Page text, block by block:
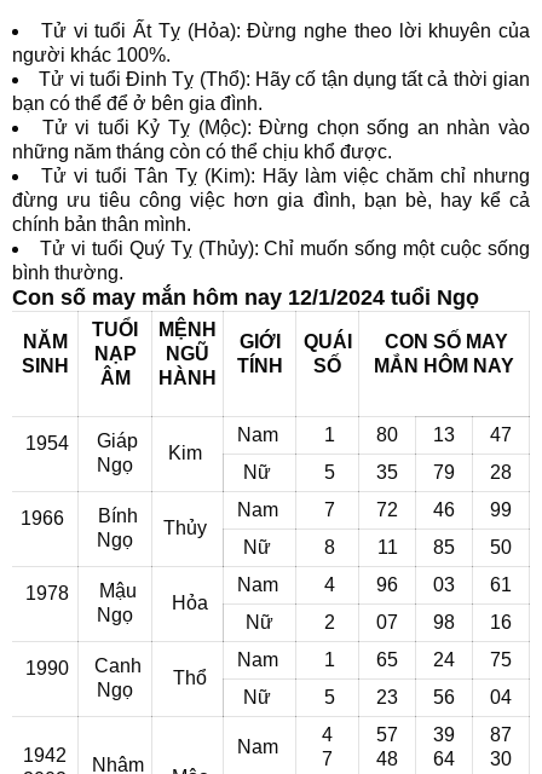
Tử vi tuổi Ất Tỵ (Hỏa): Đừng nghe theo lời khuyên của
người khác 100%.
Tử vi tuổi Đinh Tỵ (Thổ): Hãy cố tận dụng tất cả thời gian
bạn có thể để ở bên gia đình.
Tử vi tuổi Kỷ Tỵ (Mộc): Đừng chọn sống an nhàn vào
những năm tháng còn có thể chịu khổ được.
Tử vi tuổi Tân Tỵ (Kim): Hãy làm việc chăm chỉ nhưng
đừng ưu tiêu công việc hơn gia đình, bạn bè, hay kể cả
chính bản thân mình.
Tử vi tuổi Quý Tỵ (Thủy): Chỉ muốn sống một cuộc sống
bình thường.
Con số may mắn hôm nay 12/1/2024 tuổi Ngọ
NĂM
SINH
TUỔI
NẠP
ÂM
MỆNH
NGŨ
HÀNH
GIỚI
TÍNH
QUÁI
SỐ
CON SỐ MAY
MẮN HÔM NAY
1954
Giáp
Ngọ
Kim
Nam 1 80 13
47
Nữ
5 35 79 28
1966
Bính
Ngọ
Thủy
Nam 7 72 46
99
Nữ
8 11 85 50
1978
Mậu
Ngọ
Hỏa
Nam 4 96 03
61
Nữ
2 07 98 16
1990
Canh
Ngọ
Thổ
Nam 1 65 24
75
Nữ
5 23 56 04
1942
Nhâm
Nam
4
7
57
48
39
64
87
30